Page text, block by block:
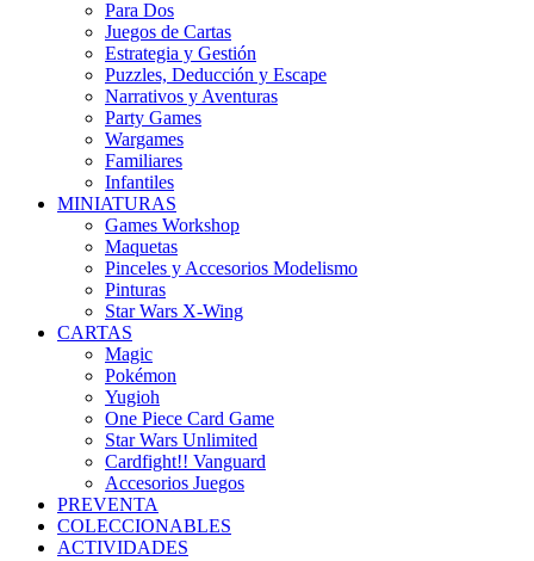
Para Dos
Juegos de Cartas
Estrategia y Gestión
Puzzles, Deducción y Escape
Narrativos y Aventuras
Party Games
Wargames
Familiares
Infantiles
MINIATURAS
Games Workshop
Maquetas
Pinceles y Accesorios Modelismo
Pinturas
Star Wars X-Wing
CARTAS
Magic
Pokémon
Yugioh
One Piece Card Game
Star Wars Unlimited
Cardfight!! Vanguard
Accesorios Juegos
PREVENTA
COLECCIONABLES
ACTIVIDADES